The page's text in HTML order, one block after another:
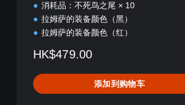
消耗品：不死鸟之尾 × 10
拉姆萨的装备颜色（黑）
拉姆萨的装备颜色（红）
HK$479.00
添加到购物车